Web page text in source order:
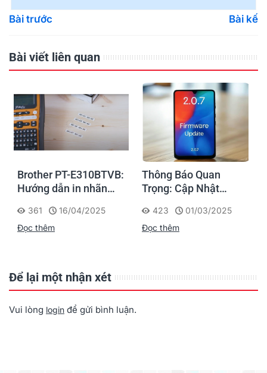
Bài trước Bài kế
Bài viết liên quan
Brother PT-E310BTVB:
Hướng dẫn in nhãn
Điện - Mạng dễ dàng
361
16/04/2025
Đọc thêm
Thông Báo Quan
Trọng: Cập Nhật
Động P832 Ngay Hôm
Nay
423
01/03/2025
Đọc thêm
Để lại một nhận xét
Vui lòng login để gửi bình luận.